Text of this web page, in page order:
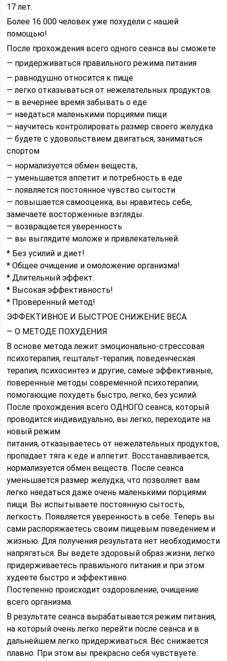
17 лет.
Более 16 000 человек уже похудели с нашей
помощью!
После прохождения всего одного сеанса вы сможете
— придерживаться правильного режима питания
— равнодушно относится к пище
— легко отказываться от нежелательных продуктов
— в вечернее время забывать о еде
— наедаться маленькими порциями пищи
— научитесь контролировать размер своего желудка
— будете с удовольствием двигаться, заниматься
спортом
— нормализуется обмен веществ,
— уменьшается аппетит и потребность в еде
— появляется постоянное чувство сытости
— повышается самооценка, вы нравитесь себе,
замечаете восторженные взгляды.
— возвращается уверенность
— вы выглядите моложе и привлекательней.
* Без усилий и диет!
* Общее очищение и омоложение организма!
* Длительный эффект.
* Высокая эффективность!
* Проверенный метод!
ЭФФЕКТИВНОЕ И БЫСТРОЕ СНИЖЕНИЕ ВЕСА
— О МЕТОДЕ ПОХУДЕНИЯ
В основе метода лежит эмоционально-стрессовая
психотерапия, гештальт-терапия, поведенческая
терапия, психосинтез и другие, самые эффективные,
поверенные методы современной психотерапии,
помогающие похудеть быстро, легко, без усилий.
После прохождения всего ОДНОГО сеанса, который
проводится индивидуально, вы легко, переходите на
новый режим
питания, отказываетесь от нежелательных продуктов,
пропадает тяга к еде и аппетит. Восстанавливается,
нормализуется обмен веществ. После сеанса
уменьшается размер желудка, что позволяет вам
легко наедаться даже очень маленькими порциями
пищи. Вы испытываете постоянную сытость,
легкость. Появляется уверенность в себе. Теперь вы
сами распоряжаетесь своим пищевым поведением и
жизнью. Для получения результата нет необходимости
напрягаться. Вы ведете здоровый образ жизни, легко
придерживаетесь правильного питания и при этом
худеете быстро и эффективно.
Постепенно происходит оздоровление, очищение
всего организма.
В результате сеанса вырабатывается режим питания,
на который очень легко перейти после сеанса и в
дальнейшем легко придерживаться. Вес снижается
плавно. При этом вы прекрасно себя чувствуете.